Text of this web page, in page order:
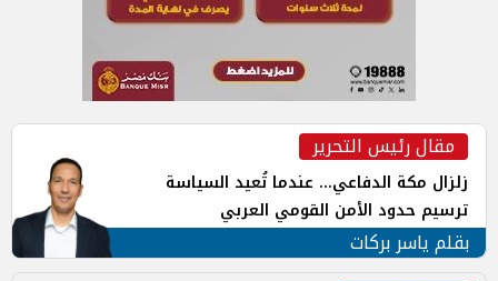
مقال رئيس التحرير
زلزال مكة الدفاعي... عندما تُعيد السياسة
ترسيم حدود الأمن القومي العربي
بقلم ياسر بركات